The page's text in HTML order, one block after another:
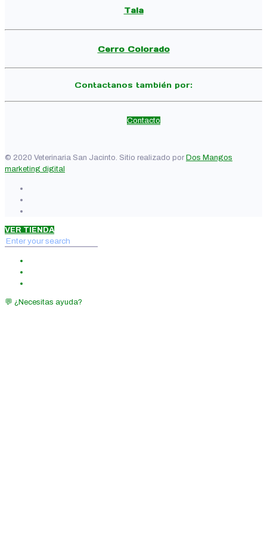
Tala
Cerro Colorado
Contactanos también por:
Contacto
© 2020 Veterinaria San Jacinto. Sitio realizado por Dos Mangos
marketing digital
VER TIENDA
💬 ¿Necesitas ayuda?